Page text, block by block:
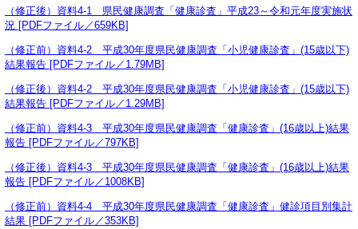
（修正後）資料4-1 県民健康調査「健康診査」平成23～令和元年度実施状
況 [PDFファイル／659KB]
（修正前）資料4-2 平成30年度県民健康調査「小児健康診査」(15歳以下)
結果報告 [PDFファイル／1.79MB]
（修正後）資料4-2 平成30年度県民健康調査「小児健康診査」(15歳以下)
結果報告 [PDFファイル／1.29MB]
（修正前）資料4-3 平成30年度県民健康調査「健康診査」(16歳以上)結果
報告 [PDFファイル／797KB]
（修正後）資料4-3 平成30年度県民健康調査「健康診査」(16歳以上)結果
報告 [PDFファイル／1008KB]
（修正前）資料4-4 平成30年度県民健康調査「健康診査」健診項目別集計
結果 [PDFファイル／353KB]